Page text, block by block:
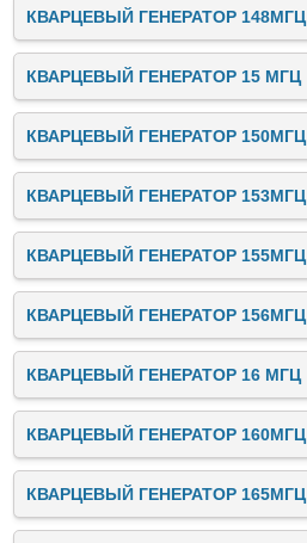
КВАРЦЕВЫЙ ГЕНЕРАТОР 148МГЦ
КВАРЦЕВЫЙ ГЕНЕРАТОР 15 МГЦ
КВАРЦЕВЫЙ ГЕНЕРАТОР 150МГЦ
КВАРЦЕВЫЙ ГЕНЕРАТОР 153МГЦ
КВАРЦЕВЫЙ ГЕНЕРАТОР 155МГЦ
КВАРЦЕВЫЙ ГЕНЕРАТОР 156МГЦ
КВАРЦЕВЫЙ ГЕНЕРАТОР 16 МГЦ
КВАРЦЕВЫЙ ГЕНЕРАТОР 160МГЦ
КВАРЦЕВЫЙ ГЕНЕРАТОР 165МГЦ